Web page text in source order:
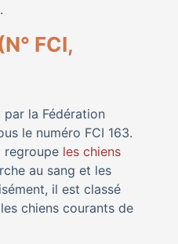
FCI,
la Fédération
le numéro FCI 163.
regroupe les chiens
au sang et les
il est classé
chiens courants de